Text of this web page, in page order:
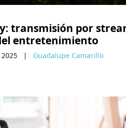
transmisión por
entretenimiento
| Guadalupe Camarillo